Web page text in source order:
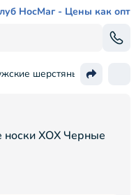
НосМаг - Цены как опт
шерстяные носки ХОХ
ХОХ Черные